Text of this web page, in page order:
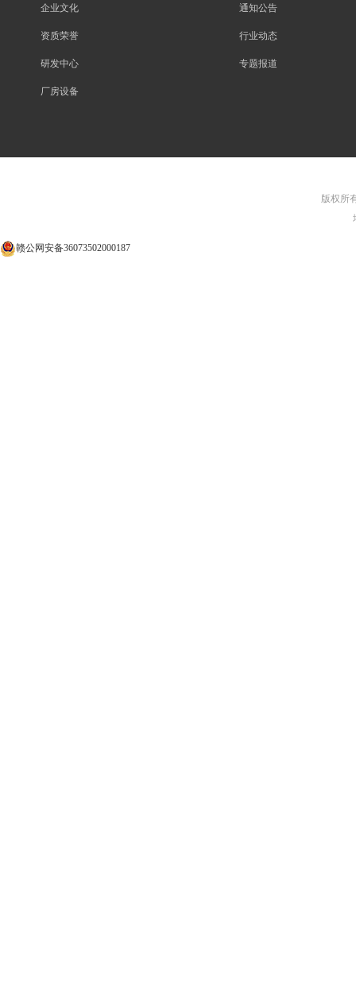
企业文化
资质荣誉
研发中心
厂房设备
通知公告
行业动态
专题报道
版权所
赣公网安备36073502000187